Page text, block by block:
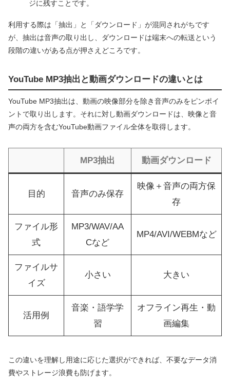
ジに残すことです。
利用する際は「抽出」と「ダウンロード」が混同されがちです
が、抽出は音声の取り出し、ダウンロードは端末への転送という
段階の違いがある点が押さえどころです。
YouTube MP3抽出と動画ダウンロードの違いとは
YouTube MP3抽出は、動画の映像部分を除き音声のみをピンポイ
ントで取り出します。それに対し動画ダウンロードは、映像と音
声の両方を含むYouTube動画ファイル全体を取得します。
MP3抽出 動画ダウンロード
目的 音声のみ保存
映像＋音声の両方保
存
ファイル形
式
MP3/WAV/AA
Cなど
MP4/AVI/WEBMなど
ファイルサ
イズ
小さい 大きい
活用例
音楽・語学学
習
オフライン再生・動
画編集
この違いを理解し用途に応じた選択ができれば、不要なデータ消
費やストレージ浪費も防げます。